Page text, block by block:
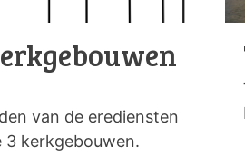
van de erediensten
3 kerkgebouwen.